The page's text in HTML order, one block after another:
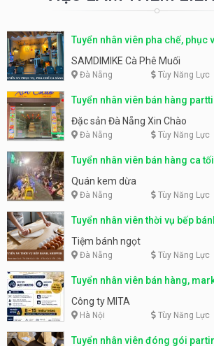
Tuyển nhân viên pha chế, phục
SAMDIMIKE Cà Phê Muối
Đà Nẵng Tùy Năng Lực
Tuyển nhân viên bán hàng
Nẵng
Đặc sản Đà Nẵng Xin Chào
Đà Nẵng Tùy Năng Lực
Tuyển nhân viên bán hàng ca tối
Quán kem dừa
Đà Nẵng Tùy Năng Lực
Tuyển nhân viên thời vụ bếp
Tiệm bánh ngọt
Đà Nẵng Tùy Năng Lực
Tuyển nhân viên bán hàng,
parttime, fulltime
Công ty MITA
Hà Nội Tùy Năng Lực
Tuyển nhân viên đóng gói